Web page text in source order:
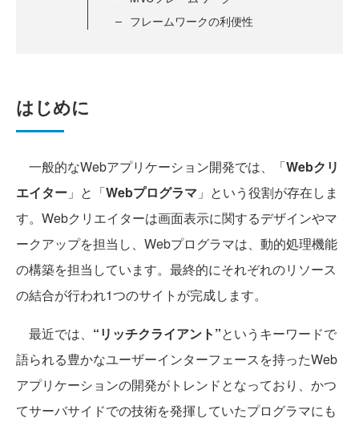
フレームワークの利便性
はじめに
一般的なWebアプリケーション開発では、「Webクリ
エイター 」と「Webプログラマ 」という役割が存在しま
す。Webクリエイターは画面表示に関するデザインやマ
ークアップを担当し、Webプログラマは、動的処理機能
の構築を担当しています。最終的にそれぞれのリソース
の結合が行われ1つのサイトが完成します。
最近では、 “リッチクライアント”というキーワードで
語られる豊かなユーザーインターフェースを持ったWeb
アプリケーションの開発がトレンドとなっており、かつ
てサーバサイドでの技術を発揮していたプログラマにも